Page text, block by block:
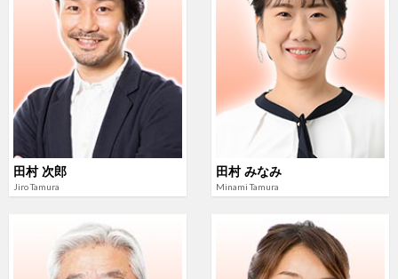
田村 次郎
Jiro Tamura
田村 みなみ
Minami Tamura